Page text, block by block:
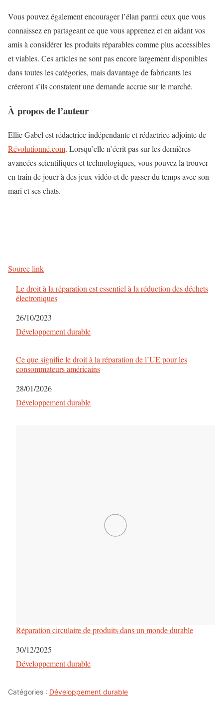
Vous pouvez également encourager l’élan parmi ceux que vous
connaissez en partageant ce que vous apprenez et en aidant vos
amis à considérer les produits réparables comme plus accessibles
et viables. Ces articles ne sont pas encore largement disponibles
dans toutes les catégories, mais davantage de fabricants les
créeront s’ils constatent une demande accrue sur le marché.
À propos de l’auteur
Ellie Gabel est rédactrice indépendante et rédactrice adjointe de
Révolutionné.com. Lorsqu’elle n’écrit pas sur les dernières
avancées scientifiques et technologiques, vous pouvez la trouver
en train de jouer à des jeux vidéo et de passer du temps avec son
mari et ses chats.
i
Source link
Le droit à la réparation est essentiel à la réduction des déchets
électroniques
Date
26/10/2023
Par rapport à
Développement durable
Ce que signifie le droit à la réparation de l’UE pour les
consommateurs américains
Date
28/01/2026
Par rapport à
Développement durable
Réparation circulaire de produits dans un monde durable
Date
30/12/2025
Par rapport à
Développement durable
Catégories : Développement durable